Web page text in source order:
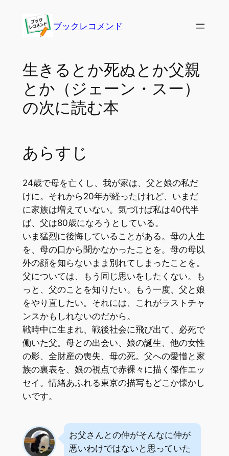
ブックレコメンド
生きるとか死ぬとか父親
とか（ジェーン・スー）
の次に読む本
あらすじ
24歳で母を亡くし、我が家は、父と娘の私だ
けに。それから20年が経ったけれど、いまだ
に家族は増えていない。気づけば私は40代半
ば、父は80歳になろうとしている。
いま猛烈に後悔していることがある。母の人生
を、母の口から聞かなかったことを。母の母以
外の顔を知らないまま別れてしまったことを。
父については、もう同じ思いをしたくない。も
っと、父のことを知りたい。もう一度、父と娘
をやり直したい。それには、これがラストチャ
ンスかもしれないのだから。
戦時中に生まれ、戦後社会に飛び出て、必死で
働いた父。母との出会い、娘の誕生、他の女性
の影、全財産の喪失、母の死。父への愛憎と家
族の裏表を、娘の視点で赤裸々に描く傑作エッ
セイ。情緒あふれる東京の描写もどこか懐かし
いです。
お父さんとの仲がそんなに仲が
悪いわけではないと思っていた